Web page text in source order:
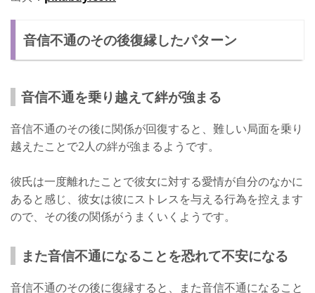
音信不通のその後復縁したパターン
音信不通を乗り越えて絆が強まる
音信不通のその後に関係が回復すると、難しい局面を乗り
越えたことで2人の絆が強まるようです。
彼氏は一度離れたことで彼女に対する愛情が自分のなかに
あると感じ、彼女は彼にストレスを与える行為を控えます
ので、その後の関係がうまくいくようです。
また音信不通になることを恐れて不安になる
音信不通のその後に復縁すると、また音信不通になること